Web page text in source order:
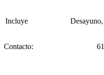
Incluye
Contacto: